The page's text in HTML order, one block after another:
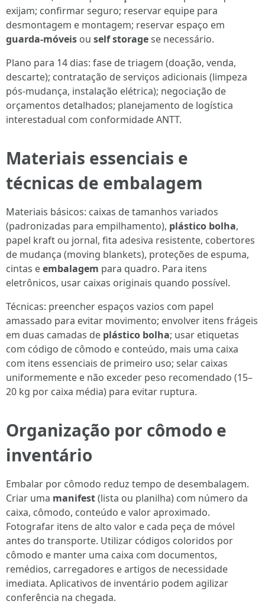
exijam; confirmar seguro; reservar equipe para
desmontagem e montagem; reservar espaço em
guarda-móveis ou self storagese necessário.
Plano para 14 dias: fase de triagem (doação, venda,
descarte); contratação de serviços adicionais (limpeza
pós-mudança, instalação elétrica); negociação de
orçamentos detalhados; planejamento de logística
interestadual com conformidade ANTT.
Materiais essenciais e
técnicas de embalagem
Materiais básicos: caixas de tamanhos variados
(padronizadas para empilhamento), plástico bolha,
papel kraft ou jornal, fita adesiva resistente, cobertores
de mudança (moving blankets), proteções de espuma,
cintas eembalagem para quadro. Para itens
eletrônicos, usar caixas originais quando possível.
Técnicas: preencher espaços vazios com papel
amassado para evitar movimento; envolver itens frágeis
em duas camadas de plástico bolha; usar etiquetas
com código de cômodo e conteúdo, mais uma caixa
com itens essenciais de primeiro uso; selar caixas
uniformemente e não exceder peso recomendado (15–
20 kg por caixa média) para evitar ruptura.
Organização por cômodo e
inventário
Embalar por cômodo reduz tempo de desembalagem.
Criar uma manifest(lista ou planilha) com número da
caixa, cômodo, conteúdo e valor aproximado.
Fotografar itens de alto valor e cada peça de móvel
antes do transporte. Utilizar códigos coloridos por
cômodo e manter uma caixa com documentos,
remédios, carregadores e artigos de necessidade
imediata. Aplicativos de inventário podem agilizar
conferência na chegada.